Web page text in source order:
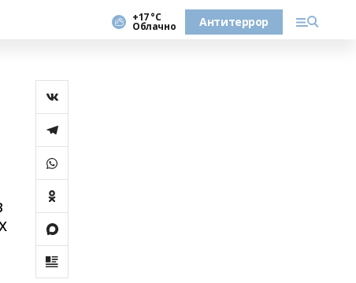
+17 °С
Облачно Антитеррор